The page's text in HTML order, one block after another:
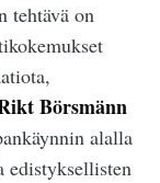
tehtävä on
Börsmänn
alalla
edistyksellisten